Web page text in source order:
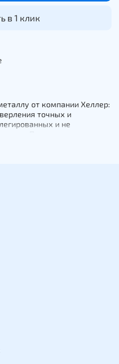
в 1 клик
от компании Хеллер:
точных и
и не
HSS G Turbo. Сверла этой
форме латинской буквы
без
сверла отшлифована с
образование
точности и идеальной